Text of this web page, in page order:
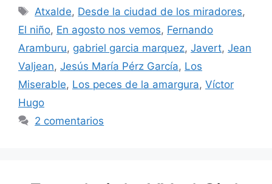
Etiquetas
Atxalde, Desde la ciudad de los miradores,
El niño, En agosto nos vemos, Fernando
Aramburu, gabriel garcia marquez, Javert, Jean
Valjean, Jesús María Pérz García, Los
Miserable, Los peces de la amargura, Víctor
Hugo
2 comentarios